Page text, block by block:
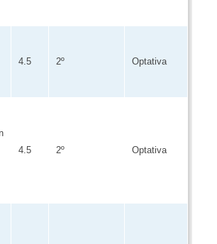
4.5 2º Optativa
4.5 2º Optativa